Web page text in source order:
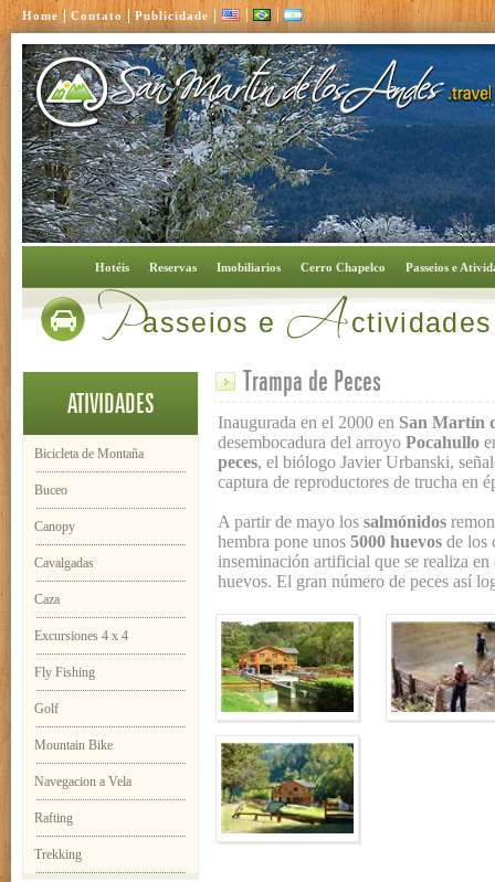
Home | Contato |Publicidade | | |
Hotéis Reservas Imobiliarios Cerro Chapelco Passeios e
Passeios e Actividades
ATIVIDADES
Bicicleta de Montaña
Buceo
Canopy
Cavalgadas
Caza
Excursiones 4 x 4
Fly Fishing
Golf
Mountain Bike
Navegacion a Vela
Rafting
Trekking
Trampa de Peces
Inaugurada en el 2000 en San Martín
desembocadura del arroyo Pocahullo
peces, el biólogo Javier Urbanski,
captura de reproductores de trucha en
A partir de mayo los salmónidos
hembra pone unos 5000 huevos de los
inseminación artificial que se realiza
huevos. El gran número de peces así